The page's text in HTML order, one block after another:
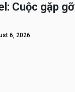
Cuộc gặp gỡ
6, 2026